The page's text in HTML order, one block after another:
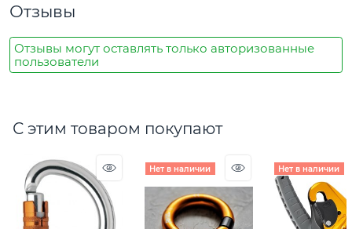
Отзывы
Отзывы могут оставлять только авторизованные
пользователи
С этим товаром покупают
Нет в наличии Нет в наличии